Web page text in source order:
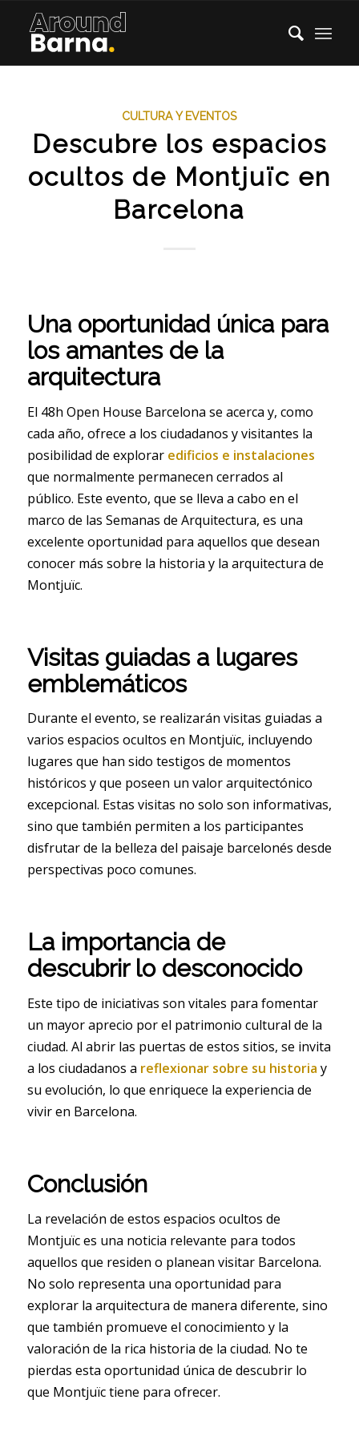
CULTURA Y EVENTOS
Descubre los espacios
ocultos de Montjuïc en
Barcelona
Una oportunidad única para
los amantes de la
arquitectura
El 48h Open House Barcelona se acerca y, como
cada año, ofrece a los ciudadanos y visitantes la
posibilidad de explorar edificios e instalaciones
que normalmente permanecen cerrados al
público. Este evento, que se lleva a cabo en el
marco de las Semanas de Arquitectura, es una
excelente oportunidad para aquellos que desean
conocer más sobre la historia y la arquitectura de
Montjuïc.
Visitas guiadas a lugares
emblemáticos
Durante el evento, se realizarán visitas guiadas a
varios espacios ocultos en Montjuïc, incluyendo
lugares que han sido testigos de momentos
históricos y que poseen un valor arquitectónico
excepcional. Estas visitas no solo son informativas,
sino que también permiten a los participantes
disfrutar de la belleza del paisaje barcelonés desde
perspectivas poco comunes.
La importancia de
descubrir lo desconocido
Este tipo de iniciativas son vitales para fomentar
un mayor aprecio por el patrimonio cultural de la
ciudad. Al abrir las puertas de estos sitios, se invita
a los ciudadanos a reflexionar sobre su historia y
su evolución, lo que enriquece la experiencia de
vivir en Barcelona.
Conclusión
La revelación de estos espacios ocultos de
Montjuïc es una noticia relevante para todos
aquellos que residen o planean visitar Barcelona.
No solo representa una oportunidad para
explorar la arquitectura de manera diferente, sino
que también promueve el conocimiento y la
valoración de la rica historia de la ciudad. No te
pierdas esta oportunidad única de descubrir lo
que Montjuïc tiene para ofrecer.